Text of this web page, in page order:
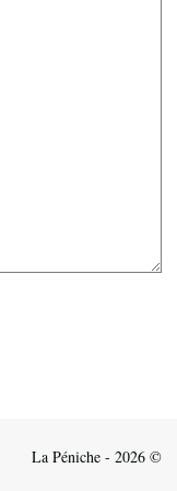
La Péniche - 2026 ©